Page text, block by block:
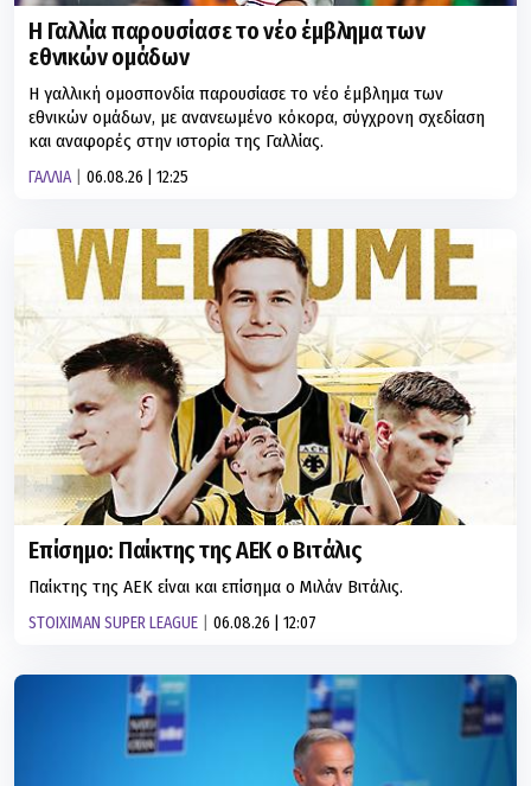
Η Γαλλία παρουσίασε το νέο έμβλημα των
εθνικών ομάδων
Η γαλλική ομοσπονδία παρουσίασε το νέο έμβλημα των
εθνικών ομάδων, με ανανεωμένο κόκορα, σύγχρονη σχεδίαση
και αναφορές στην ιστορία της Γαλλίας.
ΓΑΛΛΙΑ 06.08.26 | 12:25
Επίσημο: Παίκτης της ΑΕΚ ο Βιτάλις
Παίκτης της ΑΕΚ είναι και επίσημα ο Μιλάν Βιτάλις.
STOIXIMAN SUPER LEAGUE 06.08.26 | 12:07